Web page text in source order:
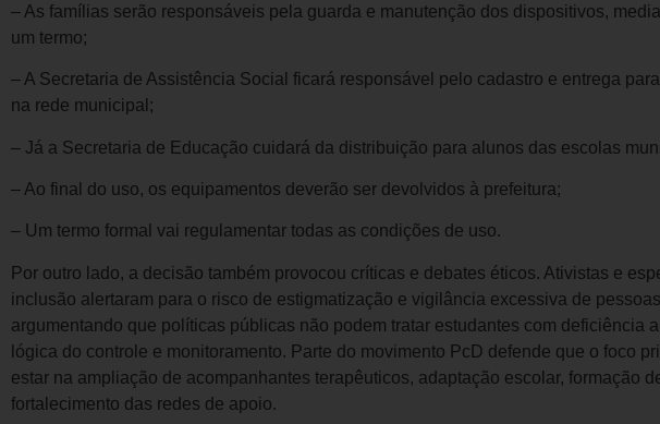
– As famílias serão responsáveis pela guarda e manutenção dos dispositivos,
um termo;
– A Secretaria de Assistência Social ficará responsável pelo cadastro e entrega
na rede municipal;
– Já a Secretaria de Educação cuidará da distribuição para alunos das escolas
– Ao final do uso, os equipamentos deverão ser devolvidos à prefeitura;
– Um termo formal vai regulamentar todas as condições de uso.
Por outro lado, a decisão também provocou críticas e debates éticos. Ativistas e
inclusão alertaram para o risco de estigmatização e vigilância excessiva de
argumentando que políticas públicas não podem tratar estudantes com deficiência
lógica do controle e monitoramento. Parte do movimento PcD defende que o foco
estar na ampliação de acompanhantes terapêuticos, adaptação escolar, formação
fortalecimento das redes de apoio.